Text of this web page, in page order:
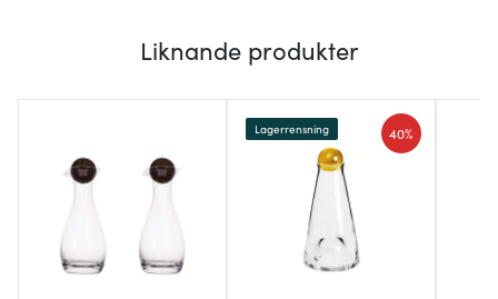
Liknande produkter
40%
Lagerrensning